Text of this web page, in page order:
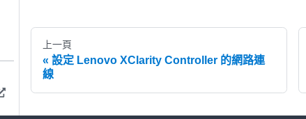
上一頁
設定 Lenovo XClarity Controller 的網路連
線